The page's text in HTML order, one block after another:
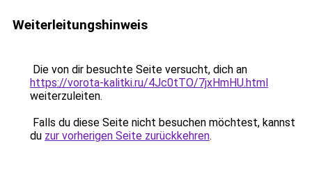
Weiterleitungshinweis
Die von dir besuchte Seite versucht, dich an
https://vorota-kalitki.ru/4Jc0tTO/7jxHmHU.html
weiterzuleiten.
Falls du diese Seite nicht besuchen möchtest, kannst
du zur vorherigen Seite zurückkehren.